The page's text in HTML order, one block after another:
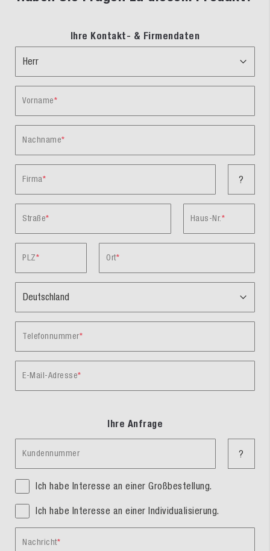
Ihre Kontakt- & Firmendaten
Vorname
Nachname
Firma ?
Straße Haus-Nr.
PLZ Ort
Telefonnummer
E-Mail-Adresse
Ihre Anfrage
Kundennummer ?
Ich habe Interesse an einer Großbestellung.
Ich habe Interesse an einer Individualisierung.
Nachricht